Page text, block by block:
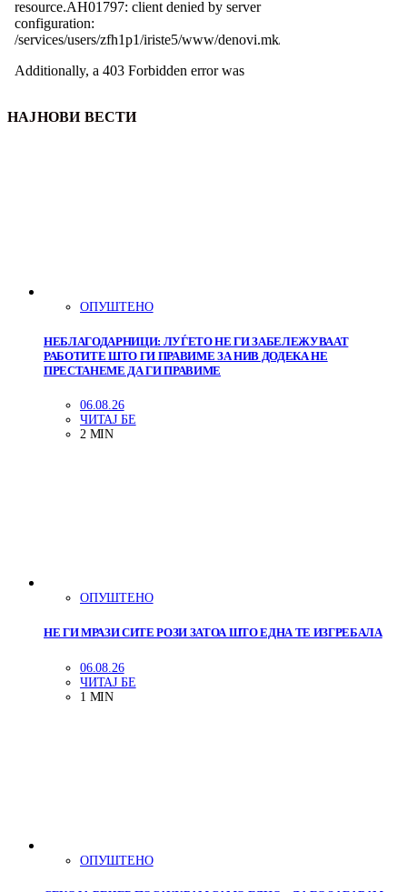
НАЈНОВИ ВЕСТИ
ОПУШТЕНО
НЕБЛАГОДАРНИЦИ: ЛУЃЕТО НЕ ГИ ЗАБЕЛЕЖУВААТ
РАБОТИТЕ ШТО ГИ ПРАВИМЕ ЗА НИВ ДОДЕКА НЕ
ПРЕСТАНЕМЕ ДА ГИ ПРАВИМЕ
06.08.26
ЧИТАЈ БЕ
2 MIN
ОПУШТЕНО
НЕ ГИ МРАЗИ СИТЕ РОЗИ ЗАТОА ШТО ЕДНА ТЕ ИЗГРЕБАЛА
06.08.26
ЧИТАЈ БЕ
1 MIN
ОПУШТЕНО